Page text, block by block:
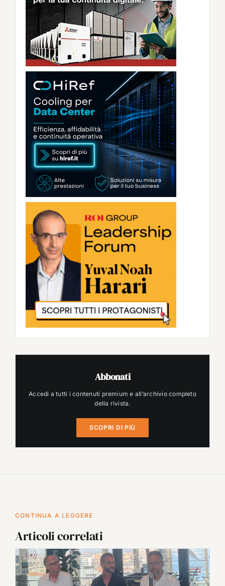
Abbonati
Accedi a tutti i contenuti premium e all’archivio completo
della rivista.
SCOPRI DI PIÙ
CONTINUA A LEGGERE
Articoli correlati